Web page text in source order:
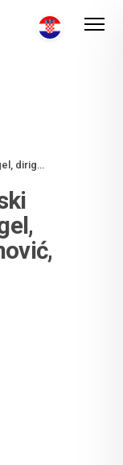
Dubrovački simfonijski orkestar | Valentin Egel, dirigent | Roman Simović, violina